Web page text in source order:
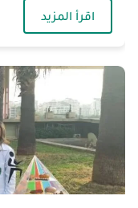
اقرأ المزيد— طلّاب MLT في الجنان يطّلعون على تقنيّات حديثة خلال زيارة تدريبيّة لمستشفى الرّاسي